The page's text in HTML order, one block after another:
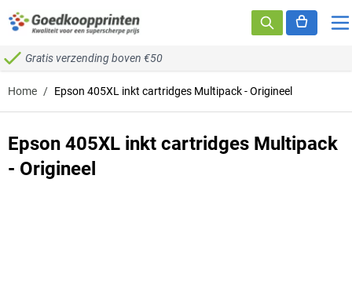
Ga naar de inhoud
Gratis verzending boven €50
Home / Epson 405XL inkt cartridges Multipack - Origineel
Epson 405XL inkt cartridges Multipack
- Origineel